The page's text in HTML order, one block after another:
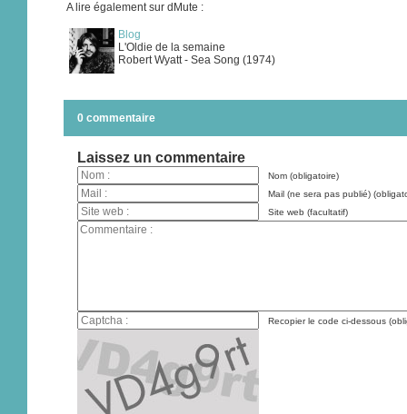
A lire également sur dMute :
Blog
L'Oldie de la semaine
Robert Wyatt - Sea Song (1974)
0 commentaire
Laissez un commentaire
Nom (obligatoire)
Mail (ne sera pas publié)
Site web (facultatif)
Recopier le code ci-dessous